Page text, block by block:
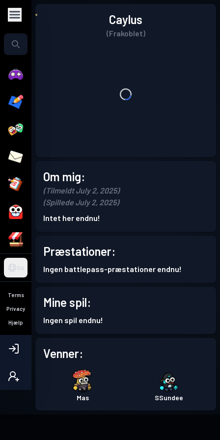
DA
Terms
Privacy
Hjælp
Caylus
(Frakoblet)
Om mig:
(Tilmeldt July 2, 2025)
(Spillede July 2, 2025)
Intet her endnu!
Præstationer:
Ingen battlepass-præstationer endnu!
Mine spil:
Ingen spil endnu!
Venner:
Mas SSundee